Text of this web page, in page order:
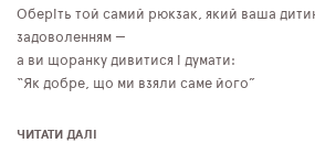
Оберіть той самий рюкзак, який ваша
задоволенням —
а ви щоранку дивитися і думати:
“Як добре, що ми взяли саме його”
ЧИТАТИ ДАЛІ